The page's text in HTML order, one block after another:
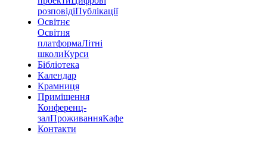
розповідіПублікації
Освітнє
Освітня
платформаЛітні
школиКурси
Бібліотека
Календар
Крамниця
Приміщення
Конференц-
залПроживанняКафе
Контакти